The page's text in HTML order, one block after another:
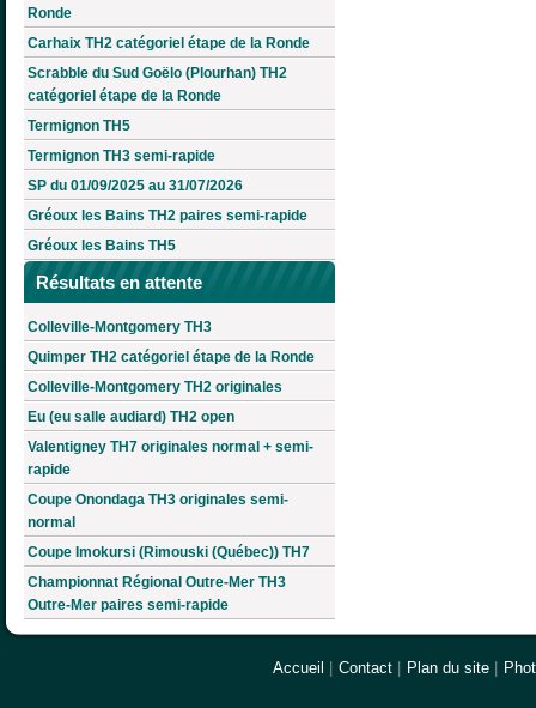
Ronde
Carhaix TH2 catégoriel étape de la Ronde
Scrabble du Sud Goëlo (Plourhan) TH2
catégoriel étape de la Ronde
Termignon TH5
Termignon TH3 semi-rapide
SP du 01/09/2025 au 31/07/2026
Gréoux les Bains TH2 paires semi-rapide
Gréoux les Bains TH5
Résultats en attente
Colleville-Montgomery TH3
Quimper TH2 catégoriel étape de la Ronde
Colleville-Montgomery TH2 originales
Eu (eu salle audiard) TH2 open
Valentigney TH7 originales normal + semi-
rapide
Coupe Onondaga TH3 originales semi-
normal
Coupe Imokursi (Rimouski (Québec)) TH7
Championnat Régional Outre-Mer TH3
Outre-Mer paires semi-rapide
Accueil Contact Plan du site